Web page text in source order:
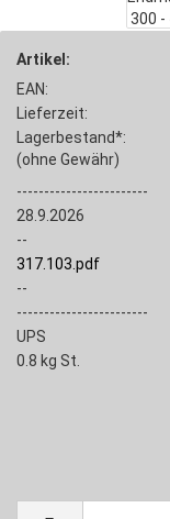
Artikel:
EAN:
Lieferzeit:
Lagerbestand*:
(ohne Gewähr)
------------------------
28.9.2026
--
317.103.pdf
--
------------------------
UPS
0.8 kg St.